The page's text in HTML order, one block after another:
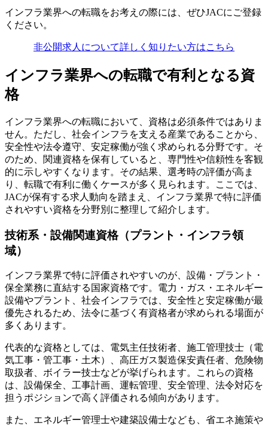
インフラ業界への転職をお考えの際には、ぜひJACにご登録
ください。
非公開求人について詳しく知りたい方はこちら
インフラ業界への転職で有利となる資
格
インフラ業界への転職において、資格は必須条件ではありま
せん。ただし、社会インフラを支える産業であることから、
安全性や法令遵守、安定稼働が強く求められる分野です。そ
のため、関連資格を保有していると、専門性や信頼性を客観
的に示しやすくなります。その結果、選考時の評価が高ま
り、転職で有利に働くケースが多く見られます。ここでは、
JACが保有する求人動向を踏まえ、インフラ業界で特に評価
されやすい資格を分野別に整理して紹介します。
技術系・設備関連資格（プラント・インフラ領
域）
インフラ業界で特に評価されやすいのが、設備・プラント・
保全業務に直結する国家資格です。電力・ガス・エネルギー
設備やプラント、社会インフラでは、安全性と安定稼働が最
優先されるため、法令に基づく有資格者が求められる場面が
多くあります。
代表的な資格としては、電気主任技術者、施工管理技士（電
気工事・管工事・土木）、高圧ガス製造保安責任者、危険物
取扱者、ボイラー技士などが挙げられます。これらの資格
は、設備保全、工事計画、運転管理、安全管理、法令対応を
担うポジションで高く評価される傾向があります。
また、エネルギー管理士や建築設備士なども、省エネ施策や